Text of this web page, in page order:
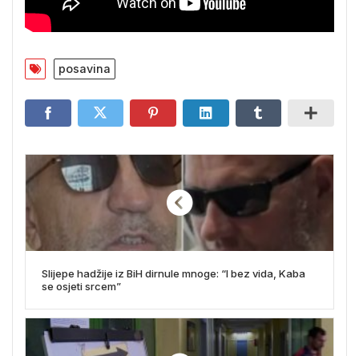
posavina
Slijepe hadžije iz BiH dirnule mnoge: “I bez vida, Kaba
se osjeti srcem”